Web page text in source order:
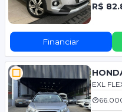
R$
Financiar
EXL